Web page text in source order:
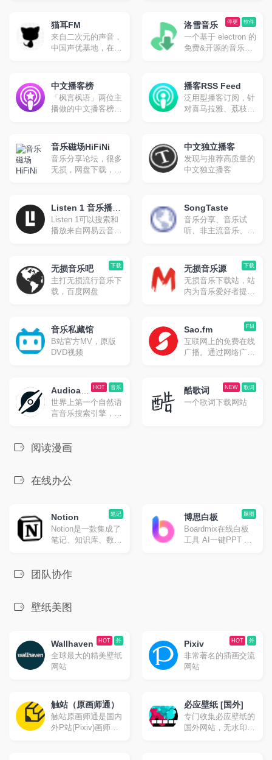
台，我们帮助Dj完成
从创作到作品上传再
到推广营销等一系列
的经营工作，从而有
展与繁荣。
猫耳FM
来自二次元的声音，
中国声优基地，在这
软件
停更
洛雪音乐
一个基于 electron 的
免费&开源的音乐播
新，可以使用第三方
音源使用。
中文播客榜
「枫言枫语」两位主
播做的中文播客榜，
Podcasts
播客RSS Feed
泛用型播客订阅，针
对喜马拉雅、荔枝
电台节目的 RSS
Feed 服务
音乐磁场HiFiNi
音乐分享论坛，很多
无损，网盘下载，能
中文独立播客
发现与推荐高质量的
中文独立播客
Listen 1 音乐播放
器
Listen 1可以搜索和
播放来自网易云音
音乐，Bilibili，咪咕
音乐网站的歌曲，让
你的曲库更全面。
SongTaste
音乐分享、音乐试
听、非主流音乐、欧
下载
无损音乐吧
主打无损流行音乐下
载，百度网盘
下载
无损音乐源
无损音乐下载站，站
内为音乐爱好者提供
APE、WAV各种无
损格式
音乐私藏馆
B站官方MV，原版
DVD视频
FM
Sao.fm
互联网上的免费在线
广播。通过网络广播
它是实时直播且免费
的。
音乐
HOT
Audioatla
s
世界上第一个自然语
言音乐搜索引擎，在
合你的音乐。
歌词
NEW
酷歌词
一个歌词下载网站
阅读漫画
在线办公
笔记
Notion
Notion是一款集成了
笔记、知识库、数据
用程序，它支持个人
协作。
脑图
博思白板
Boardmix在线白板
工具 AI一键PPT 思
团队协作
壁纸美图
外
HOT
Wallhaven
全球最大的精美壁纸
网站
外
HOT
Pixiv
非常著名的插画交流
网站
触站（原画师通）
触站原画师通是国内
外P站(Pixiv)画师作
必应壁纸 [国外]
专门收集必应壁纸的
国外网站，无水印下